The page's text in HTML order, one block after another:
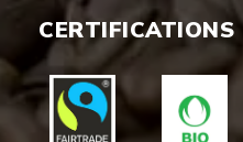
CERTIFICATIONS